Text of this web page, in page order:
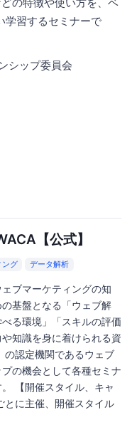
学習するセミナーで
シップ委員会
【公式】
ング データ解析
ェブマーケティングの知
基盤となる「ウェブ解
る環境」「スキルの評価
知識を身に着けられる資
の認定機関であるウェブ
の機会として各種セミナ
【開催スタイル、キャ
とに主催、開催スタイル